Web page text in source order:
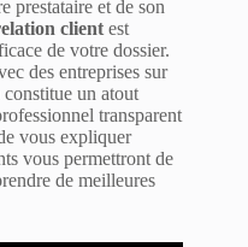
prestataire et de son
client est
de votre dossier.
des entreprises sur
constitue un atout
transparent
vous expliquer
vous permettront de
de meilleures